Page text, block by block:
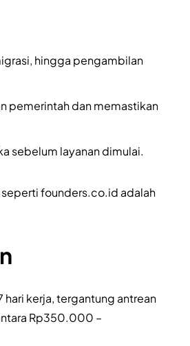
hingga pengambilan
pemerintah dan memastikan
sebelum layanan dimulai.
seperti founders.co.id adalah
kerja, tergantung antrean
Rp350.000 –